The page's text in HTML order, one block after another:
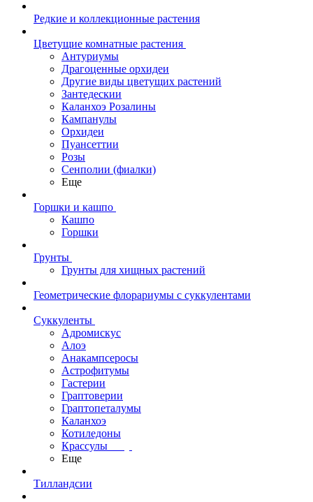
Редкие и коллекционные растения
Цветущие комнатные растения
Антуриумы
Драгоценные орхидеи
Другие виды цветущих растений
Зантедескии
Каланхоэ Розалины
Кампанулы
Орхидеи
Пуансеттии
Розы
Сенполии (фиалки)
Еще
Горшки и кашпо
Кашпо
Горшки
Грунты
Грунты для хищных растений
Геометрические флорариумы с суккулентами
Суккуленты
Адромискус
Алоэ
Анакампсеросы
Астрофитумы
Гастерии
Граптоверии
Граптопеталумы
Каланхоэ
Котиледоны
Крассулы
Еще
Тилландсии